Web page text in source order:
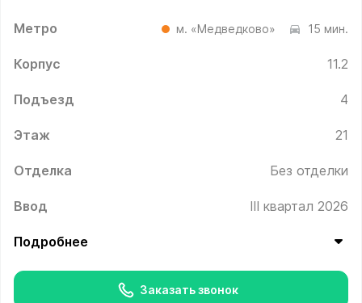
Метро м. «Медведково» 15 мин.
Корпус 11.2
Подъезд 4
Этаж 21
Отделка Без отделки
Ввод III квартал 2026
Подробнее
Заказать звонок